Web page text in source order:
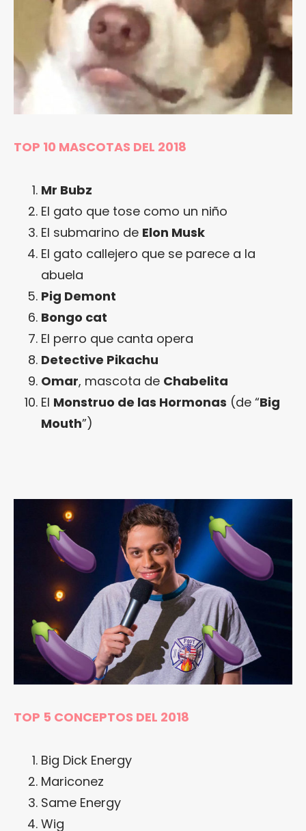
TOP 10 MASCOTAS DEL 2018
Mr Bubz
El gato que tose como un niño
El submarino de Elon Musk
El gato callejero que se parece a la
abuela
Pig Demont
Bongo cat
El perro que canta opera
Detective Pikachu
Omar, mascota de Chabelita
El Monstruo de las Hormonas (de “Big
Mouth”)
TOP 5 CONCEPTOS DEL 2018
Big Dick Energy
Mariconez
Same Energy
Wig